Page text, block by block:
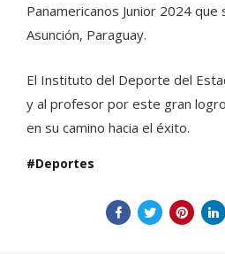
Panamericanos Junior 2024 que
Asunción, Paraguay.
El Instituto del Deporte del
y al profesor por este gran
en su camino hacia el éxito.
Deportes